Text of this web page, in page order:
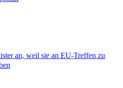
an, weil sie an EU-Treffen zu